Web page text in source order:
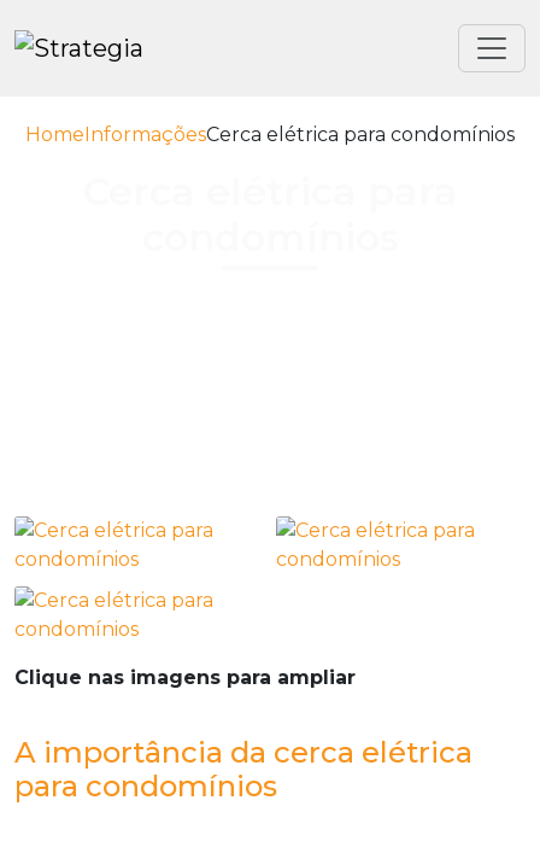
HomeInformaçõesCerca elétrica para condomínios
Clique nas imagens para ampliar
A importância da cerca elétrica
para condomínios